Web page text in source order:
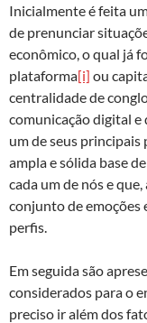
Inicialmente é feita
de prenunciar
econômico, o qual já
plataforma[i] ou
centralidade de
comunicação digital e
um de seus principais
ampla e sólida base
cada um de nós e
conjunto de emoções
perfis.
Em seguida são
considerados para o
preciso ir além dos